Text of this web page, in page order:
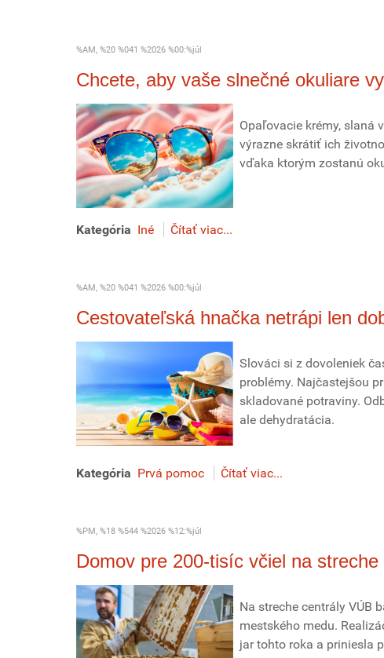
%AM, %20 %041 %2026 %00:%júl
Chcete, aby vaše slnečné okuliare
Opaľovacie krémy, slaná
výrazne skrátiť ich
vďaka ktorým zostanú
Kategória Iné Čítať viac...
%AM, %20 %041 %2026 %00:%júl
Cestovateľská hnačka netrápi len
Slováci si z dovoleniek
problémy. Najčastejšou
skladované potraviny.
ale dehydratácia.
Kategória Prvá pomoc Čítať viac...
%PM, %18 %544 %2026 %12:%júl
Domov pre 200-tisíc včiel na
Na streche centrály VÚB
mestského medu.
jar tohto roka a priniesla